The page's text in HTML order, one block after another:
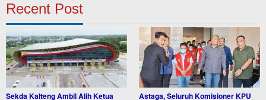
Recent Post
Sekda Kalteng Ambil Alih Ketua
Astaga, Seluruh Komisioner KPU